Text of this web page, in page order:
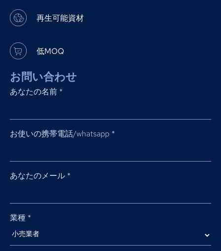
再生可能資材
低MOQ
お問い合わせ
あなたの名前 *
お使いの携帯電話/whatsapp *
あなたのメール *
業種 *